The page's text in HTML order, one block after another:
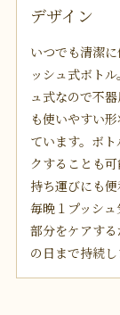
デザイン
いつでも清潔
ッシュ式ボト
ュ式なので不
も使いやすい
ています。ボト
クすることも
持ち運びにも便
毎晩１プッシュ
部分をケアす
の日まで持続し